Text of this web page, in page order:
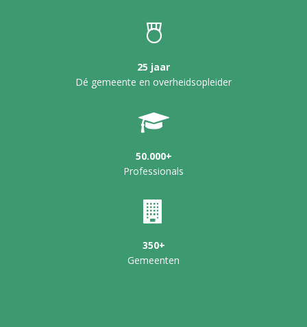
25 jaar
Dé gemeente en overheidsopleider
50.000+
Professionals
350+
Gemeenten